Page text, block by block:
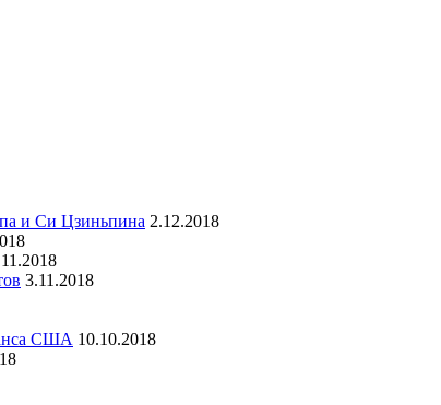
и Си Цзиньпина 2.12.2018
3.11.2018
США 10.10.2018